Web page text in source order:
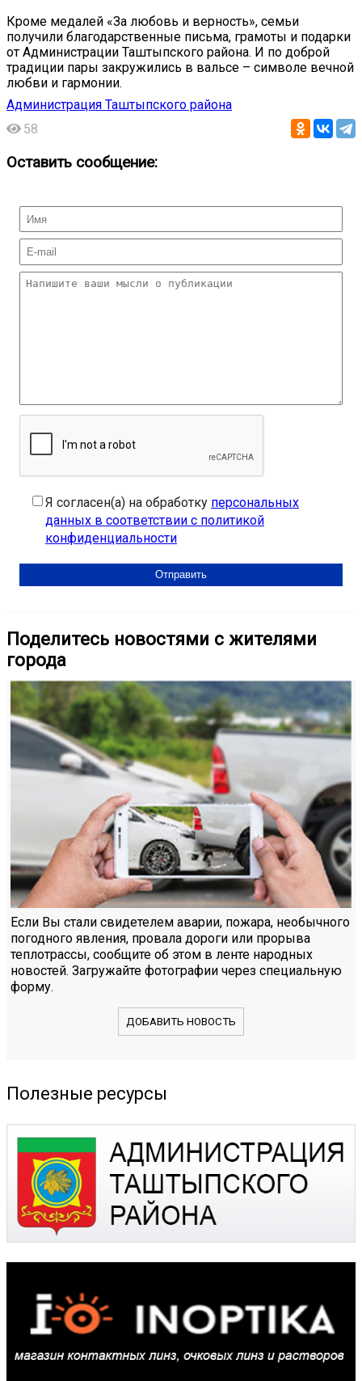
Кроме медалей «За любовь и верность», семьи
получили благодарственные письма, грамоты и подарки
от Администрации Таштыпского района. И по доброй
традиции пары закружились в вальсе – символе вечной
любви и гармонии.
Администрация Таштыпского района
58
Оставить сообщение:
Я согласен(а) на обработку персональных
данных в соответствии с политикой
конфиденциальности
Поделитесь новостями с жителями
города
Если Вы стали свидетелем аварии, пожара, необычного
погодного явления, провала дороги или прорыва
теплотрассы, сообщите об этом в ленте народных
новостей. Загружайте фотографии через специальную
форму.
ДОБАВИТЬ НОВОСТЬ
Полезные ресурсы